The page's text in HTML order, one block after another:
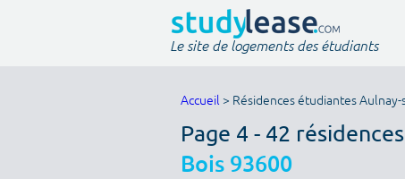
Le site de logements des étudiants
Accueil > Résidences étudiantes Aulnay-
Page 4 - 42
Bois 93600